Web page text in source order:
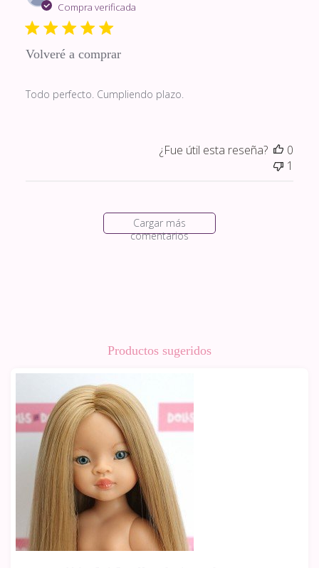
Compra verificada
Volveré a comprar
Todo perfecto. Cumpliendo plazo.
¿Fue útil esta reseña?
0
1
Cargar más
comentarios
Productos sugeridos